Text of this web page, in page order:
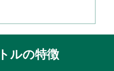
ルの特徴